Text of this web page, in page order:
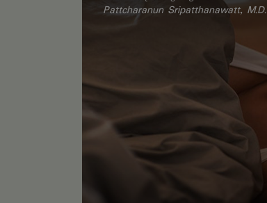
Pattcharanun Sripatthanawatt, M.D.